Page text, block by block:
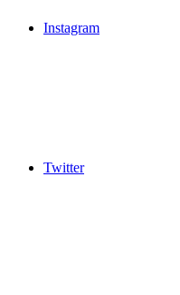
Instagram
Twitter